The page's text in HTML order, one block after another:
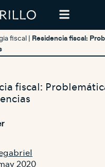
fiscal
Residencia fiscal:
fiscal:
2020